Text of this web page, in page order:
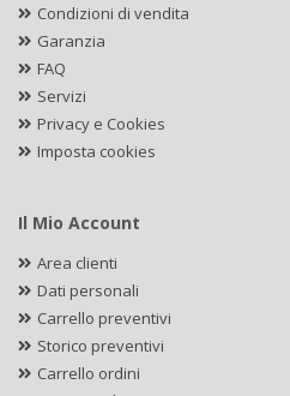
Condizioni di vendita
Garanzia
FAQ
Servizi
Privacy e Cookies
Imposta cookies
Il Mio Account
Area clienti
Dati personali
Carrello preventivi
Storico preventivi
Carrello ordini